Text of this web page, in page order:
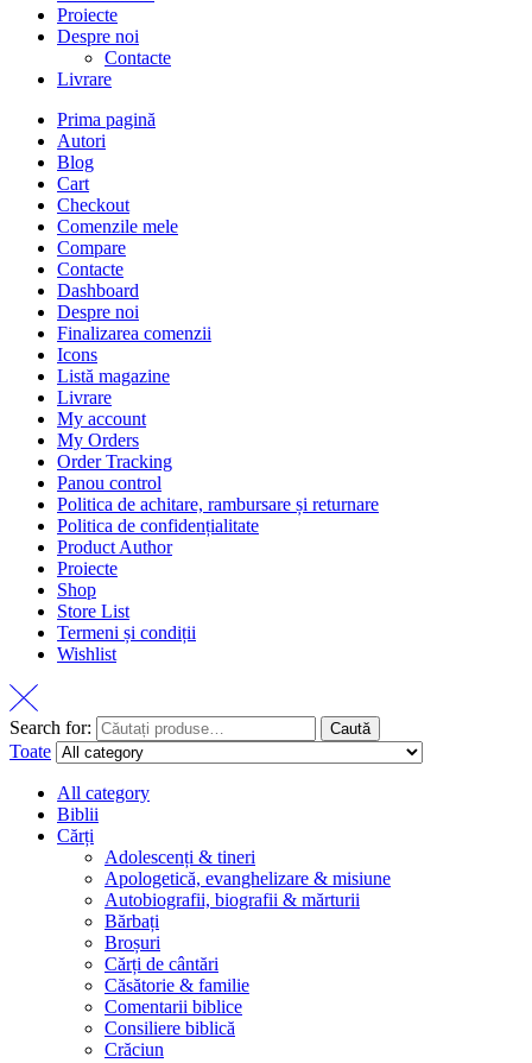
Proiecte
Despre noi
Contacte
Livrare
Prima pagină
Autori
Blog
Cart
Checkout
Comenzile mele
Compare
Contacte
Dashboard
Despre noi
Finalizarea comenzii
Icons
Listă magazine
Livrare
My account
My Orders
Order Tracking
Panou control
Politica de achitare, rambursare și returnare
Politica de confidențialitate
Product Author
Proiecte
Shop
Store List
Termeni și condiții
Wishlist
Search for: Caută
Toate
All category
Biblii
Cărți
Adolescenți & tineri
Apologetică, evanghelizare & misiune
Autobiografii, biografii & mărturii
Bărbați
Broșuri
Cărți de cântări
Căsătorie & familie
Comentarii biblice
Consiliere biblică
Crăciun